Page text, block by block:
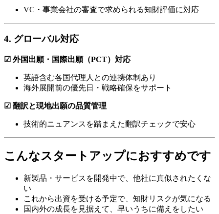
VC・事業会社の審査で求められる知財評価に対応
4. グローバル対応
☑ 外国出願・国際出願（PCT）対応
英語含む各国代理人との連携体制あり
海外展開前の優先日・戦略確保をサポート
☑ 翻訳と現地出願の品質管理
技術的ニュアンスを踏まえた翻訳チェックで安心
こんなスタートアップにおすすめです
新製品・サービスを開発中で、他社に真似されたくな
い
これから出資を受ける予定で、知財リスクが気になる
国内外の成長を見据えて、早いうちに備えをしたい